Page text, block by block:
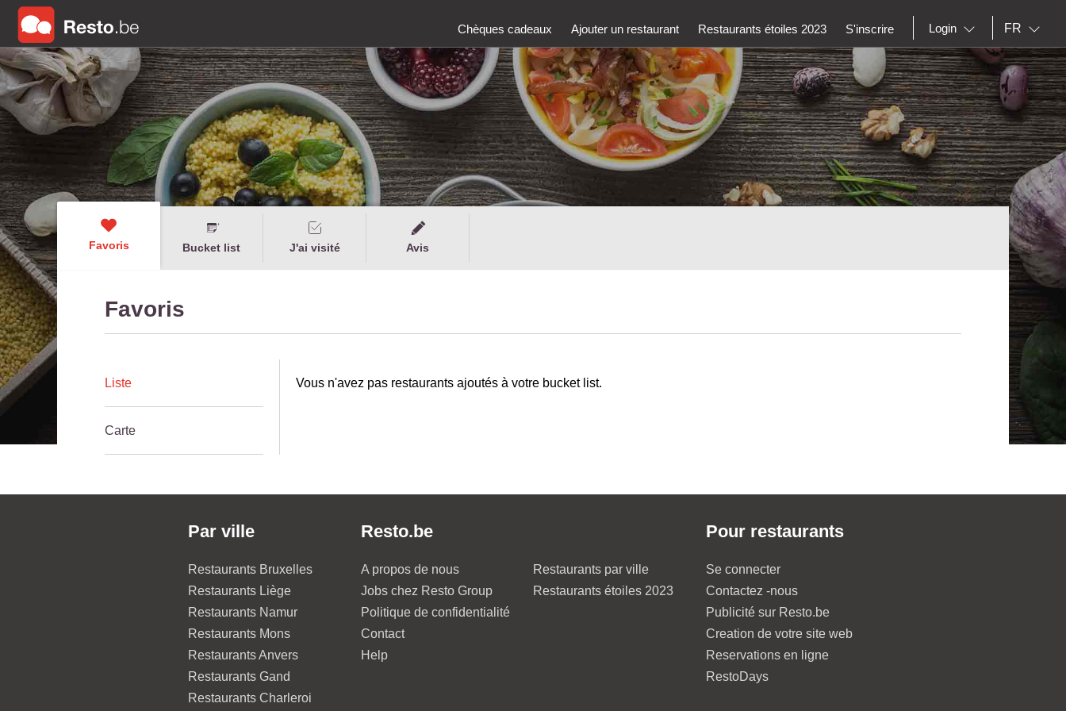
Chèques cadeaux Ajouter un restaurant Restaurants étoiles 2023 S'inscrire Login FR
Favoris Bucket list J'ai visité Avis
Favoris
Liste
Carte
Vous n'avez pas restaurants ajoutés à votre bucket list.
Par ville
Restaurants Bruxelles
Restaurants Liège
Restaurants Namur
Restaurants Mons
Restaurants Anvers
Restaurants Gand
Restaurants Charleroi
Resto.be
A propos de nous
Jobs chez Resto Group
Politique de confidentialité
Contact
Help
Restaurants par ville
Restaurants étoiles 2023
Pour restaurants
Se connecter
Contactez -nous
Publicité sur Resto.be
Creation de votre site web
Reservations en ligne
RestoDays